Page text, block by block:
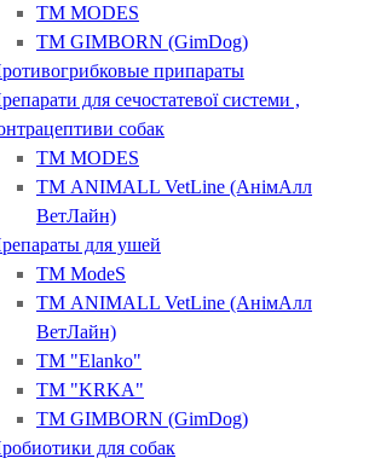
ТМ MODES
ТМ GIMBORN (GimDog)
припараты
для сечостатевої системи ,
собак
ТМ MODES
ТМ ANIMALL VetLine (АнімАлл
ВетЛайн)
для ушей
ТМ ModeS
ТМ ANIMALL VetLine (АнімАлл
ВетЛайн)
ТМ "Elanko"
ТМ "KRKA"
ТМ GIMBORN (GimDog)
для собак